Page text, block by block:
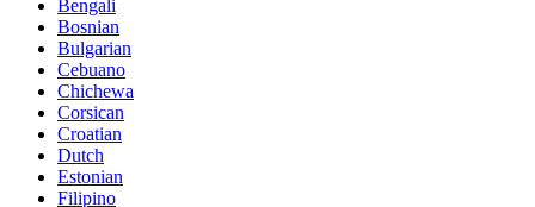
Bengali
Bosnian
Bulgarian
Cebuano
Chichewa
Corsican
Croatian
Dutch
Estonian
Filipino